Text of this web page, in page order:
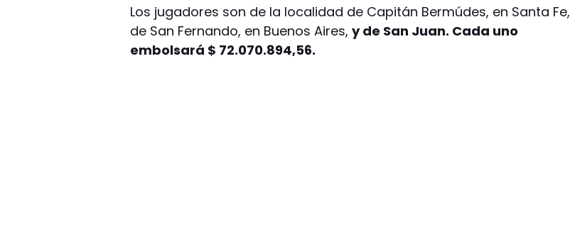
Los jugadores son de la localidad de Capitán Bermúdes, en Santa Fe,
de San Fernando, en Buenos Aires,y de San Juan. Cada uno
embolsará $ 72.070.894,56.